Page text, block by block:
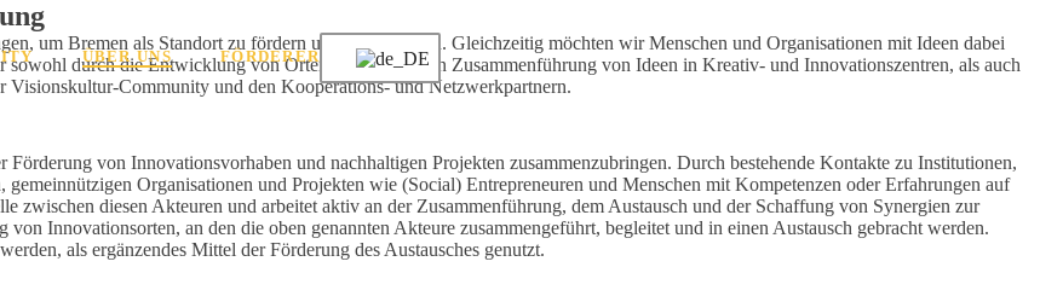
ÜBER UNS FÖRDERER
um Bremen als Standort zu fördern und zu vernetzen. Gleichzeitig möchten wir Menschen und Organisationen mit Ideen dabei
sowohl durch die Entwicklung von Orten zur räumlichen Zusammenführung von Ideen in Kreativ- und Innovationszentren, als auch
Community und den Kooperations- und Netzwerkpartnern.
von Innovationsvorhaben und nachhaltigen Projekten zusammenzubringen. Durch bestehende Kontakte zu Institutionen,
Organisationen und Projekten wie (Social) Entrepreneuren und Menschen mit Kompetenzen oder Erfahrungen auf
zwischen diesen Akteuren und arbeitet aktiv an der Zusammenführung, dem Austausch und der Schaffung von Synergien zur
Innovationsorten, an den die oben genannten Akteure zusammengeführt, begleitet und in einen Austausch gebracht werden.
als ergänzendes Mittel der Förderung des Austausches genutzt.